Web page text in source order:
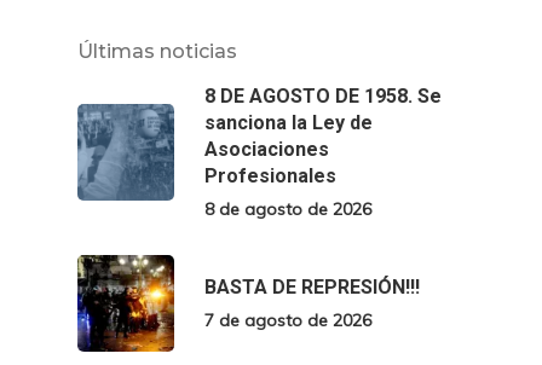
Últimas noticias
8 DE AGOSTO DE 1958. Se
sanciona la Ley de
Asociaciones
Profesionales
8 de agosto de 2026
BASTA DE REPRESIÓN!!!
7 de agosto de 2026